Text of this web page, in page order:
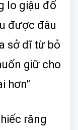
lo giậu đổ
được đâu
sở dĩ từ bỏ
giữ cho
hơn"
răng